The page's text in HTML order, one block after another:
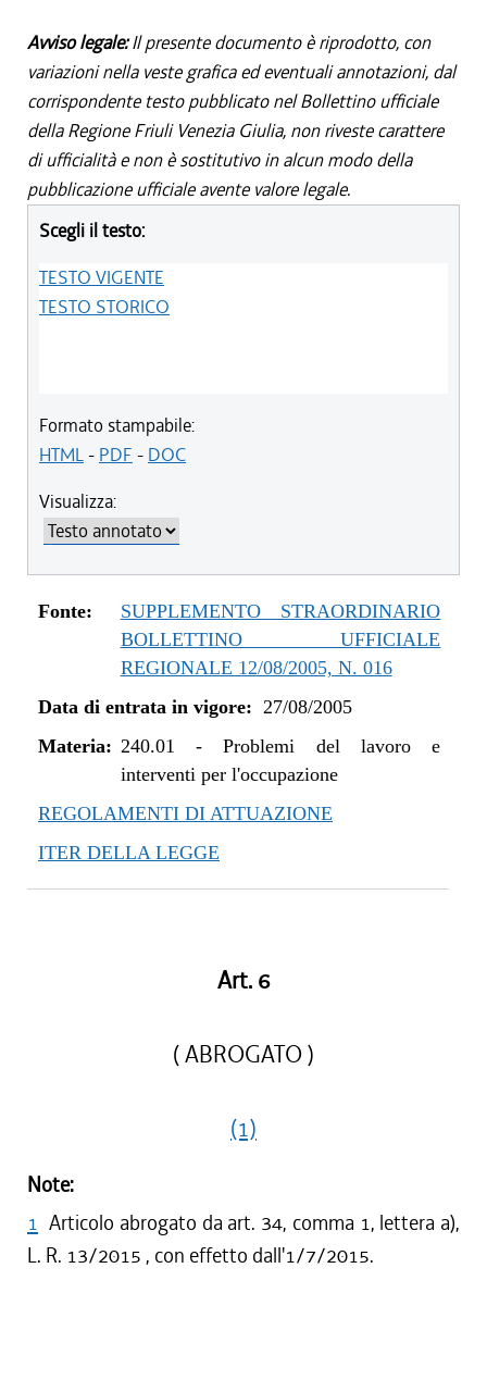
Avviso legale:Il presente documento è riprodotto, con
variazioni nella veste grafica ed eventuali annotazioni, dal
corrispondente testo pubblicato nel Bollettino ufficiale
della Regione Friuli Venezia Giulia, non riveste carattere
di ufficialità e non è sostitutivo in alcun modo della
pubblicazione ufficiale avente valore legale.
Scegli il testo:
TESTO VIGENTE
TESTO STORICO
Formato stampabile:
HTML- PDF - DOC
Visualizza:
Fonte:
SUPPLEMENTO STRAORDINARIO
BOLLETTINO UFFICIALE
REGIONALE 12/08/2005, N. 016
Data di entrata in vigore: 27/08/2005
Materia: 240.01 -Problemi del lavoro e
interventi per l'occupazione
REGOLAMENTI DI ATTUAZIONE
ITER DELLA LEGGE
Art. 6
( ABROGATO )
(1)
Note:
1 Articolo abrogato da art. 34, comma 1, lettera a),
L. R. 13/2015 , con effetto dall'1/7/2015.